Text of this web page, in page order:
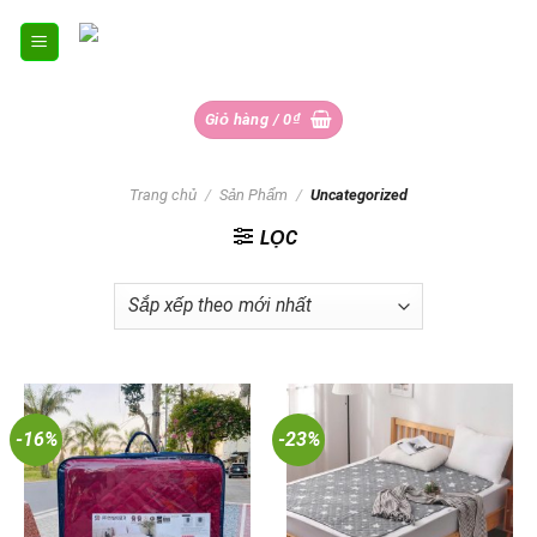
Giỏ hàng /0₫
Trang chủ / Sản Phẩm / Uncategorized
LỌC
-16% -23%